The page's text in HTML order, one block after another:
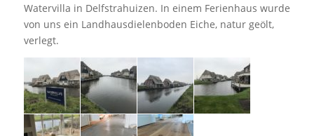
Watervilla in Delfstrahuizen. In einem Ferienhaus wurde
von uns ein Landhausdielenboden Eiche, natur geölt,
verlegt.